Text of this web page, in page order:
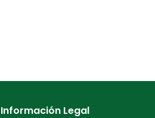
Información Legal